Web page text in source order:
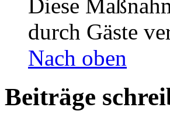
Diese
durch Gäste
Nach oben
Beiträge